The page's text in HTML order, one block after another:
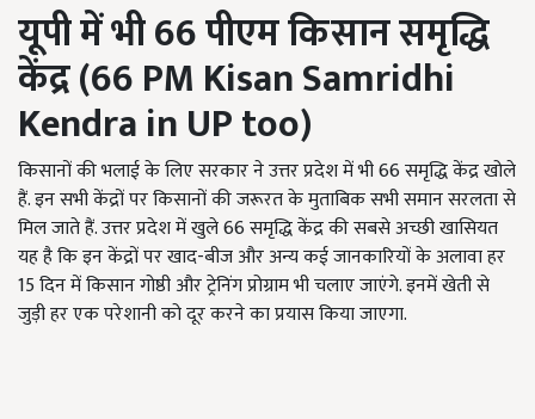
यूपी में भी66पीएम किसान समृद्धि
केंद्र(66 PM Kisan Samridhi
Kendra in UP too)
किसानों की भलाई के लिए सरकार ने उत्तर प्रदेश में भी 66 समृद्धि केंद्र खोले
हैं. इन सभी केंद्रों पर किसानों की जरूरत के मुताबिक सभी समान सरलता से
मिल जाते हैं. उत्तर प्रदेश में खुले 66 समृद्धि केंद्र की सबसे अच्छी खासियत
यह है कि इन केंद्रों पर खाद-बीज और अन्य कई जानकारियों के अलावा हर
15 दिन में किसान गोष्ठी और ट्रेनिंग प्रोग्राम भी चलाए जाएंगे. इनमें खेती से
जुड़ी हर एक परेशानी को दूर करने का प्रयास किया जाएगा.